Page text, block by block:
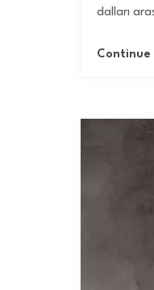
dalları
Continue